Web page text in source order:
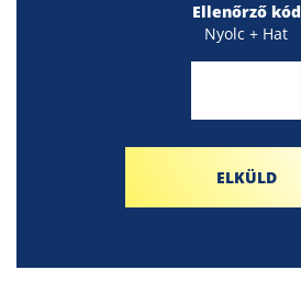
Ellenőrző kód
Nyolc + Hat
ELKÜLD